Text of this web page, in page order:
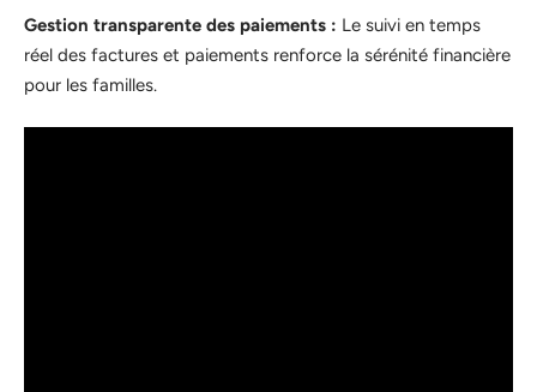
Gestion transparente des paiements : Le suivi en temps
réel des factures et paiements renforce la sérénité financière
pour les familles.